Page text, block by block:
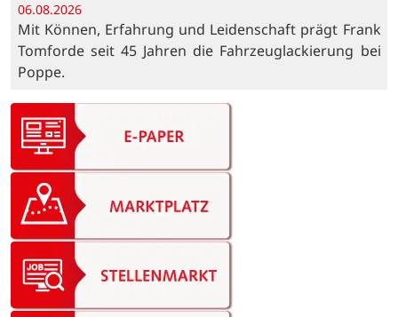
06.08.2026
Mit Können, Erfahrung und Leidenschaft prägt Frank
Tomforde seit 45 Jahren die Fahrzeuglackierung bei
Poppe.